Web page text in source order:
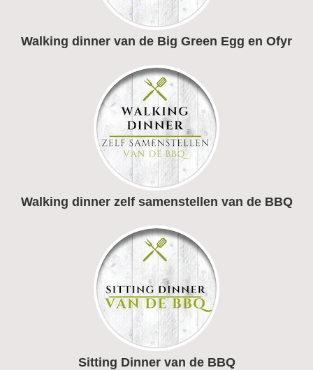
Walking dinner van de Big Green Egg en Ofyr
Walking dinner zelf samenstellen van de BBQ
Sitting Dinner van de BBQ